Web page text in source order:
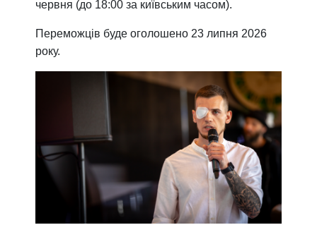
червня (до 18:00 за київським часом).
Переможців буде оголошено 23 липня 2026
року.